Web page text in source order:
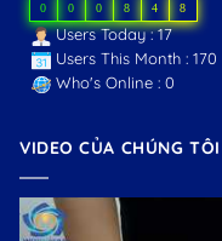
0 0 0 8 4 8
Users Today : 17
Users This Month : 170
Who's Online : 0
VIDEO CỦA CHÚNG TÔI